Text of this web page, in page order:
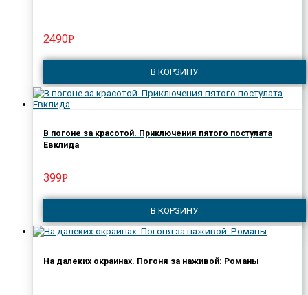
2490Р
В КОРЗИНУ
В погоне за красотой. Приключения пятого постулата
Евклида
399Р
В КОРЗИНУ
На далеких окраинах. Погоня за наживой: Романы